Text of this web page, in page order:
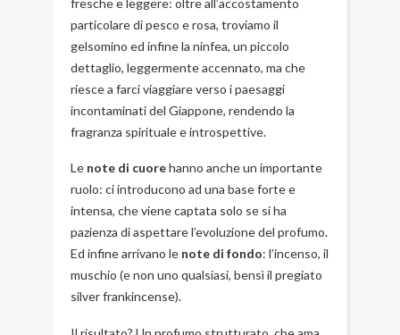
particolare di pesco e rosa, troviamo il
gelsomino ed infine la ninfea, un piccolo
dettaglio, leggermente accennato, ma che
riesce a farci viaggiare verso i paesaggi
incontaminati del Giappone, rendendo la
fragranza spirituale e introspettive.
Le note di cuorehanno anche un importante
ruolo: ci introducono ad una base forte e
intensa, che viene captata solo se si ha
pazienza di aspettare l’evoluzione del profumo.
Ed infine arrivano le note di fondo: l’incenso, il
muschio (e non uno qualsiasi, bensì il pregiato
silver frankincense).